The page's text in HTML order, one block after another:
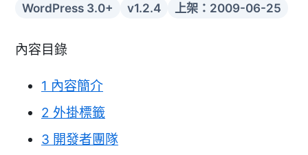
WordPress 3.0+ v1.2.4 上架：2009-06-25
內容目錄
1 內容簡介
2 外掛標籤
3 開發者團隊